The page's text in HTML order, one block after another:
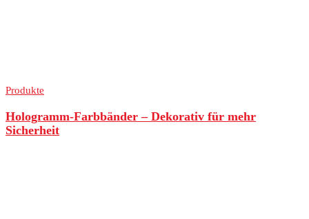
Produkte
Hologramm-Farbbänder – Dekorativ für mehr
Sicherheit